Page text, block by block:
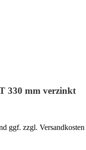
330 mm verzinkt
ggf. zzgl. Versandkosten